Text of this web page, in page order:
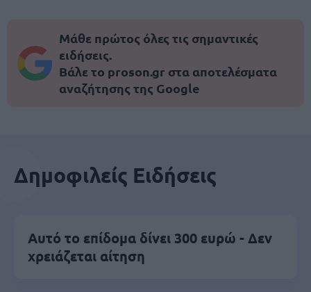
Μάθε πρώτος όλες τις σημαντικές
ειδήσεις.
Βάλε το proson.gr στα αποτελέσματα
αναζήτησης της Google
Δημοφιλείς Ειδήσεις
Αυτό το επίδομα δίνει 300 ευρώ - Δεν
χρειάζεται αίτηση